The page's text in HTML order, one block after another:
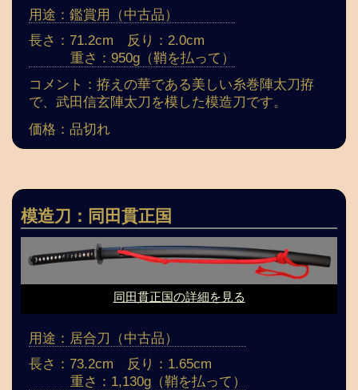
用途：鑑賞用（中古品）
長さ：71.2cm 反り：2.0cm
重さ：950g（鞘を払って）
コメント：拵えの華である美しい糸巻陣太刀拵
で、武田信玄陣太刀を模した模造刀です。
価格：品切れ
模造刀：同田貫正国
同田貫正国の詳細を見る
用途：居合刀（中古品）
長さ：73.2cm 反り：1.65cm
重さ：1,130g（鞘を払って）